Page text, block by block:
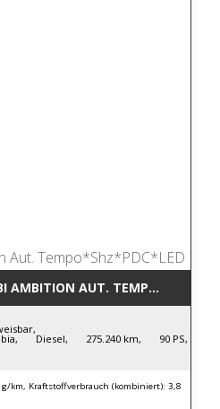
AMBITION AUT.
Diesel, 275.240 km, 90 PS,
km, Kraftstoffverbrauch (kombiniert): 3,8